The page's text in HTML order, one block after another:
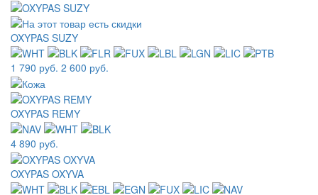
OXYPAS SUZY
1 790 руб. 2 600 руб.
OXYPAS REMY
4 890 руб.
OXYPAS OXYVA